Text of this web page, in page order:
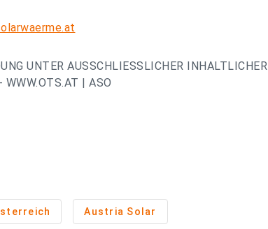
UNTER AUSSCHLIESSLICHER INHALTLICHER
WWW.OTS.AT | ASO
Austria Solar